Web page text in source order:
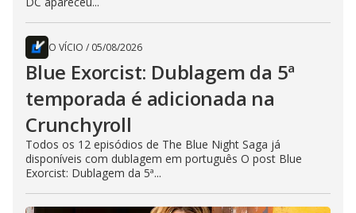
O VÍCIO / 05/08/2026
Blue Exorcist: Dublagem da 5ª
temporada é adicionada na
Crunchyroll
Todos os 12 episódios de The Blue Night Saga já
disponíveis com dublagem em português O post Blue
Exorcist: Dublagem da 5ª...